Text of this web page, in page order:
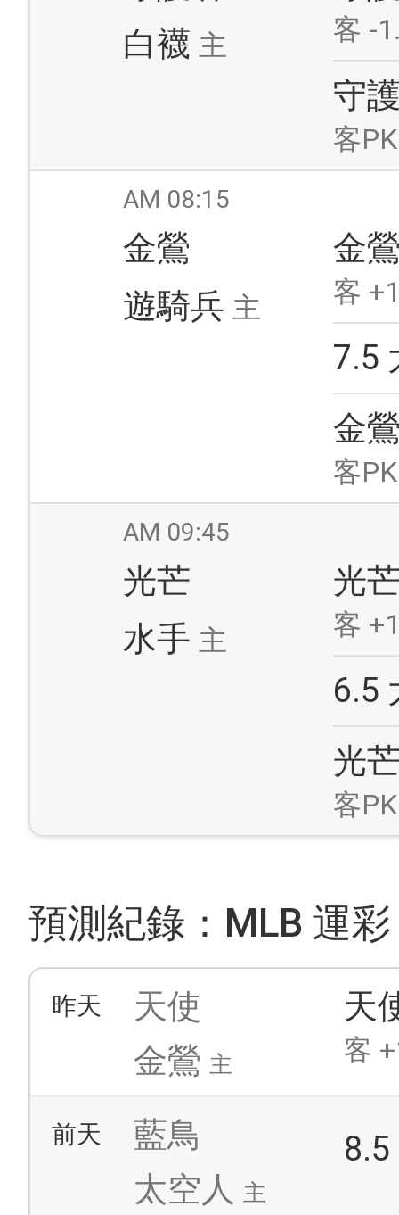
白襪 主 客 -
守
客PK
AM 08:15
金鶯
遊騎兵 主
金
客
7.5
金
客PK
AM 09:45
光芒
水手 主
光
客
6.5
光
客PK
預測紀錄：MLB 運
昨天
天使
金鶯 主
天
客
前天
藍鳥
太空人 主